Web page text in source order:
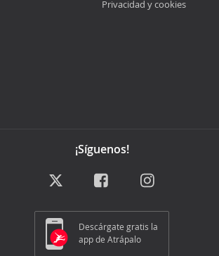
Privacidad y cookies
¡Síguenos!
Descárgate gratis la
app de Atrápalo